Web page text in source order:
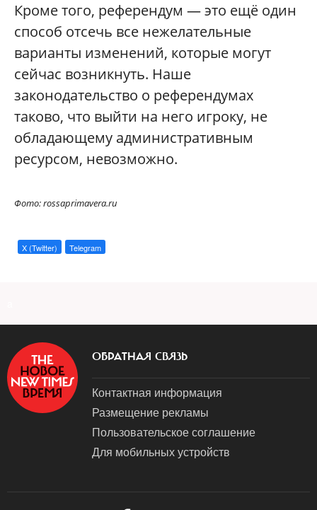
Кроме того, референдум — это ещё один
способ отсечь все нежелательные
варианты изменений, которые могут
сейчас возникнуть. Наше
законодательство о референдумах
таково, что выйти на него игроку, не
обладающему административным
ресурсом, невозможно.
Фото: rossaprimavera.ru
X (Twitter) Telegram
ОБРАТНАЯ СВЯЗЬ
Контактная информация
Размещение рекламы
Пользовательское соглашение
Для мобильных устройств